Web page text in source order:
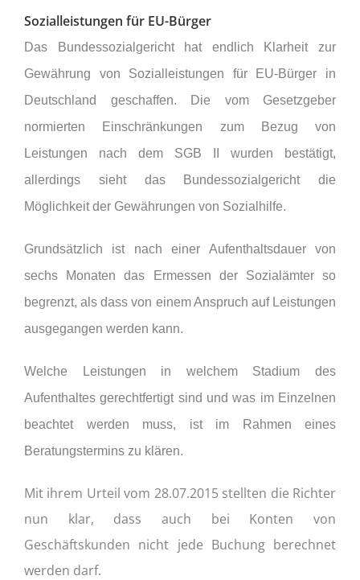
Sozialleistungen für EU-Bürger
Das Bundessozialgericht hat endlich Klarheit zur
Gewährung von Sozialleistungen für EU-Bürger in
Deutschland geschaffen. Die vom Gesetzgeber
normierten Einschränkungen zum Bezug von
Leistungen nach dem SGB II wurden bestätigt,
allerdings sieht das Bundessozialgericht die
Möglichkeit der Gewährungen von Sozialhilfe.
Grundsätzlich ist nach einer Aufenthaltsdauer von
sechs Monaten das Ermessen der Sozialämter so
begrenzt, als dass von einem Anspruch auf Leistungen
ausgegangen werden kann.
Welche Leistungen in welchem Stadium des
Aufenthaltes gerechtfertigt sind und was im Einzelnen
beachtet werden muss, ist im Rahmen eines
Beratungstermins zu klären.
Mit ihrem Urteil vom 28.07.2015 stellten die Richter
nun klar, dass auch bei Konten von
Geschäftskunden nicht jede Buchung berechnet
werden darf.